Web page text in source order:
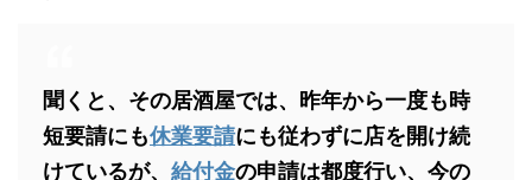
聞くと、その居酒屋では、昨年から一度も時
短要請にも休業要請にも従わずに店を開け続
けているが、 給付金の申請は都度行い、今の